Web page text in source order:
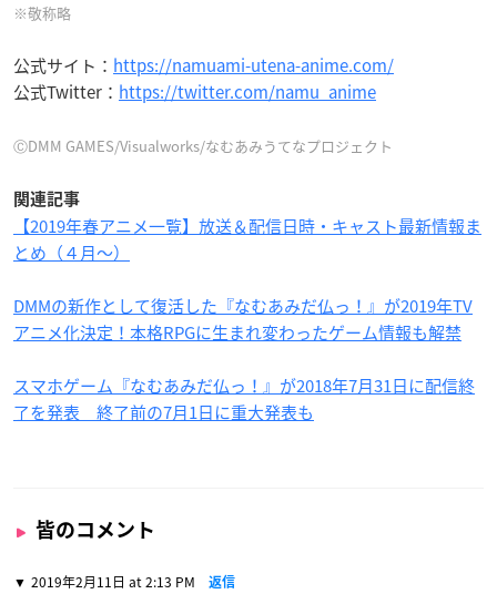
※敬称略
公式サイト： https://namuami-utena-anime.com/
公式Twitter： https://twitter.com/namu_anime
ⒸDMM GAMES/Visualworks/なむあみうてなプロジェクト
関連記事
【2019年春アニメ一覧】放送＆配信日時・キャスト最新情報ま
とめ（４月〜）
DMMの新作として復活した『なむあみだ仏っ！』が2019年TV
アニメ化決定！本格RPGに生まれ変わったゲーム情報も解禁
スマホゲーム『なむあみだ仏っ！』が2018年7月31日に配信終
了を発表 終了前の7月1日に重大発表も
皆のコメント
2019年2月11日 at 2:13 PM 返信